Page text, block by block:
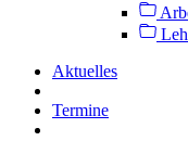
Aktuelles
Termine